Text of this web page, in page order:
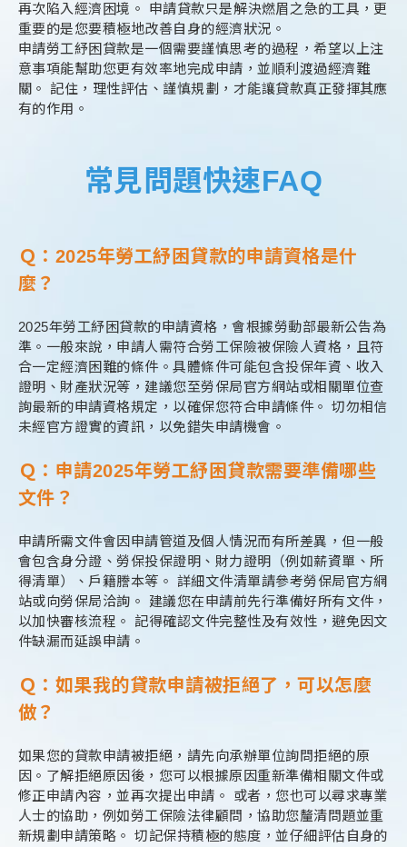
再次陷入經濟困境。 申請貸款只是解決燃眉之急的工具，更
重要的是您要積極地改善自身的經濟狀況。
申請勞工紓困貸款是一個需要謹慎思考的過程，希望以上注
意事項能幫助您更有效率地完成申請，並順利渡過經濟難
關。 記住，理性評估、謹慎規劃，才能讓貸款真正發揮其應
有的作用。
常見問題快速FAQ
Ｑ：2025年勞工紓困貸款的申請資格是什
麼？
2025年勞工紓困貸款的申請資格，會根據勞動部最新公告為
準。一般來說，申請人需符合勞工保險被保險人資格，且符
合一定經濟困難的條件。具體條件可能包含投保年資、收入
證明、財產狀況等，建議您至勞保局官方網站或相關單位查
詢最新的申請資格規定，以確保您符合申請條件。 切勿相信
未經官方證實的資訊，以免錯失申請機會。
Ｑ：申請2025年勞工紓困貸款需要準備哪些
文件？
申請所需文件會因申請管道及個人情況而有所差異，但一般
會包含身分證、勞保投保證明、財力證明（例如薪資單、所
得清單）、戶籍謄本等。 詳細文件清單請參考勞保局官方網
站或向勞保局洽詢。 建議您在申請前先行準備好所有文件，
以加快審核流程。 記得確認文件完整性及有效性，避免因文
件缺漏而延誤申請。
Ｑ：如果我的貸款申請被拒絕了，可以怎麼
做？
如果您的貸款申請被拒絕，請先向承辦單位詢問拒絕的原
因。了解拒絕原因後，您可以根據原因重新準備相關文件或
修正申請內容，並再次提出申請。 或者，您也可以尋求專業
人士的協助，例如勞工保險法律顧問，協助您釐清問題並重
新規劃申請策略。 切記保持積極的態度，並仔細評估自身的